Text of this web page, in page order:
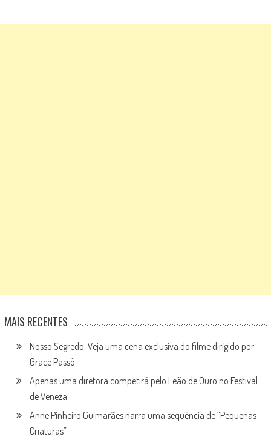
MAIS RECENTES
Nosso Segredo: Veja uma cena exclusiva do filme dirigido por
Grace Passô
Apenas uma diretora competirá pelo Leão de Ouro no Festival
de Veneza
Anne Pinheiro Guimarães narra uma sequência de “Pequenas
Criaturas”